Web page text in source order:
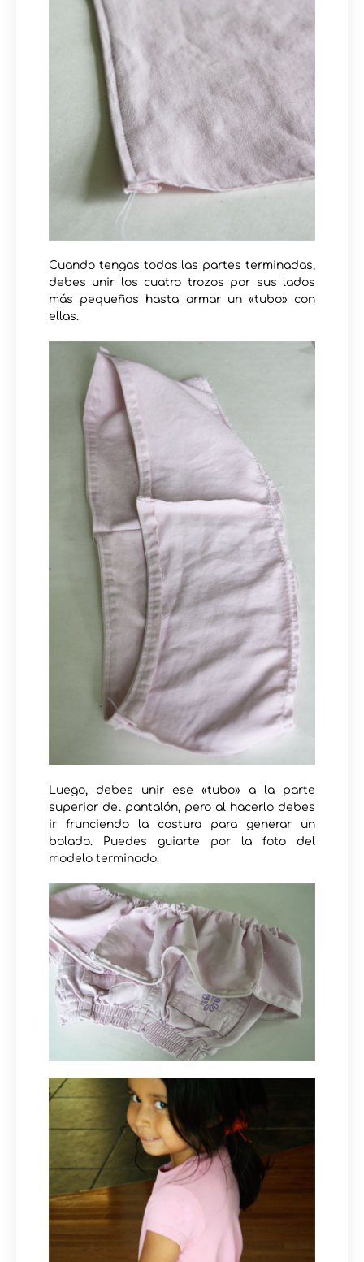
Cuando tengas todas las partes terminadas,
debes unir los cuatro trozos por sus lados
más pequeños hasta armar un «tubo» con
ellas.
Luego, debes unir ese «tubo» a la parte
superior del pantalón, pero al hacerlo debes
ir frunciendo la costura para generar un
bolado. Puedes guiarte por la foto del
modelo terminado.